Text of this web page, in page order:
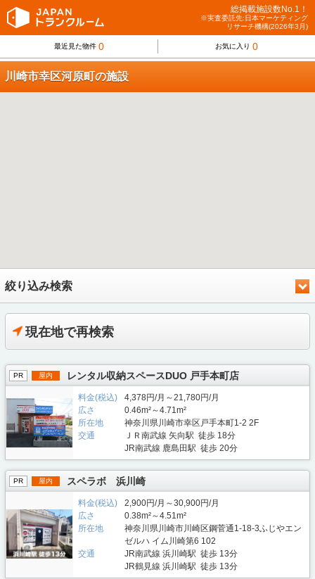
総掲載施設数No.1！
※実査委託先:日本マーケティング
リサーチ機構(2026年3月)
最近見た物件 0 お気に入り 0
川崎市幸区河原町の施設
絞り込み検索
現在地で再検索
PR 屋内 レンタル収納スペースDUO 戸手本町店
料金(税込)
4,378円/月～21,780円/月
広さ
0.46m²～4.71m²
所在地
神奈川県川崎市幸区戸手本町1-2 2F
交通
ＪＲ南武線 矢向駅 徒歩 18分
JR南武線 鹿島田駅 徒歩 20分
PR 屋内 スペラボ 浜川崎
料金(税込)
2,900円/月～30,900円/月
広さ
0.38m²～4.51m²
所在地
神奈川県川崎市川崎区鋼菅通1-18-3ふじやエン
ゼルハ イム川崎第6 102
交通
JR南武線 浜川崎駅 徒歩 13分
JR鶴見線 浜川崎駅 徒歩 13分